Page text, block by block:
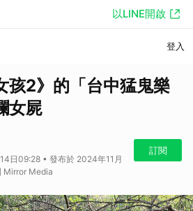
以LINE開啟
登入
孩2》的「台中猛鬼樂
女屍
日09:28 • 發布於 2024年11月
Mirror Media
訂閱